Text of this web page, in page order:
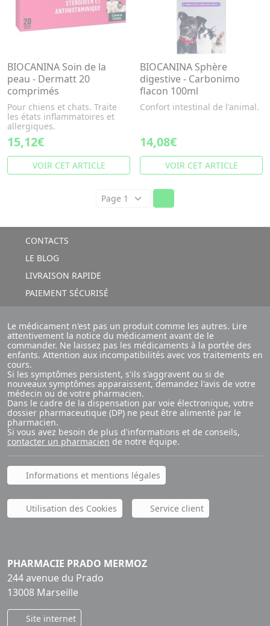
BIOCANINA Soin de la
peau - Dermatt 20
comprimés
Pour chiens et chats. Traite
les états inflammatoires et
allergiques.
15,12€
VOIR CET ARTICLE
BIOCANINA Sphère
digestive - Carbonimo
flacon 100ml
Confort intestinal de l'animal.
14,08€
VOIR CET ARTICLE
CONTACTS
LE BLOG
LIVRAISON RAPIDE
PAIEMENT SÉCURISÉ
Le médicament n'est pas un produit comme les autres. Lire
attentivement la notice du médicament avant de le
commander. Ne laissez pas les médicaments à la portée des
enfants. Attention aux incompatibilités avec vos traitements en
cours.
Si les symptômes persistent, s'ils s'aggravent ou si de
nouveaux symptômes apparaissent, demandez l'avis de votre
médecin ou de votre pharmacien.
Dans le cadre de la dispensation par voie électronique, votre
dossier pharmaceutique (DP) ne peut être alimenté par le
pharmacien.
Si vous avez besoin de plus d'informations et de conseils,
contacter un pharmacien de notre équipe.
Informations et mentions légales
Utilisation des Cookies Service client
PHARMACIE PRADO MERMOZ
244 avenue du Prado
13008 Marseille
Site internet